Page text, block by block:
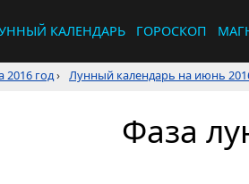
КАЛЕНДАРЬ ГОРОСКОП
2016 год› Лунный календарь на июнь
Фаза